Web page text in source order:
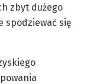
zbyt dużego
spodziewać się